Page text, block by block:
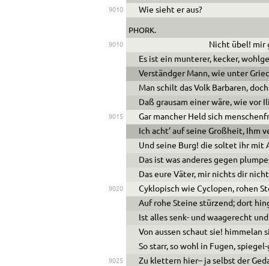
9010 Wie sieht er aus?
PHORK.
9010
Nicht übel! mir
Es ist ein munterer, kecker,
Verständger Mann, wie unter
Man schilt das Volk Barbaren,
Daßgrausam einer wäre, wie vor
9015
Gar mancher Held sich
Ich acht’ auf seine Großheit, Ihm
Und seine Burg! die soltet ihr mit
Das ist was anderes gegen
Das eure Väter, mir nichts dir
9020
Cyklopisch wie Cyclopen, rohen
Auf rohe Steine stürzend; dort
Ist alles senk- und waagerecht
Von aussen schaut sie! himmelan
So starr, so wohl in Fugen,
9025
Zu klettern hier– ja selbst der